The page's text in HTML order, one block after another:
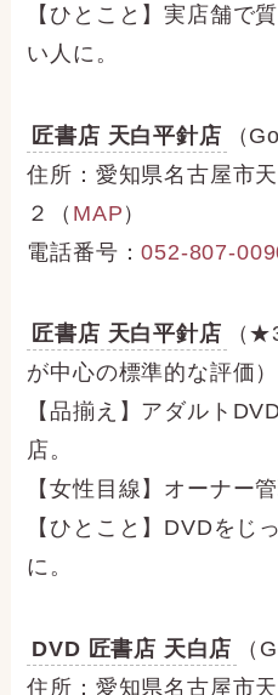
【ひとこと】実店舗で
い人に。
匠書店 天白平針店
（
住所：愛知県名古屋市
２（ MAP ）
電話番号：052-807-
匠書店 天白平針店
（
が中心の標準的な評価）
【品揃え】アダルト
店。
【女性目線】オーナー
【ひとこと】DVDをじ
に。
DVD 匠書店 天白店
（
住所：愛知県名古屋市